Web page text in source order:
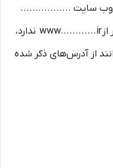
وب سایت .................
هیچگونه سایت اینترنتی با آدرسی غیر از www............ir ندارد،
از آدرس‌‏های ذکر شده